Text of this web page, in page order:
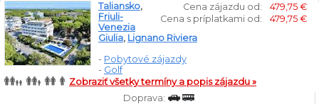
Cena zájazdu od:
479,75 €
Cena s príplatkami od:
479,75 €
Taliansko,
Friuli-
Venezia
Giulia, Lignano Riviera
- Pobytové zájazdy
- Golf
Zobraziť všetky termíny a popis zájazdu »
Doprava: